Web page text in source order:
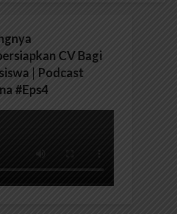
CV Bagi
| Podcast
#Eps4